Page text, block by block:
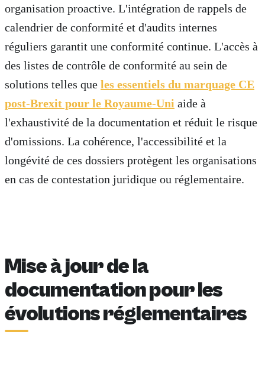
organisation proactive. L'intégration de rappels de
calendrier de conformité et d'audits internes
réguliers garantit une conformité continue. L'accès à
des listes de contrôle de conformité au sein de
solutions telles que les essentiels du marquage CE
post-Brexit pour le Royaume-Uni aide à
l'exhaustivité de la documentation et réduit le risque
d'omissions. La cohérence, l'accessibilité et la
longévité de ces dossiers protègent les organisations
en cas de contestation juridique ou réglementaire.
Mise à jour de la
documentation pour les
évolutions réglementaires